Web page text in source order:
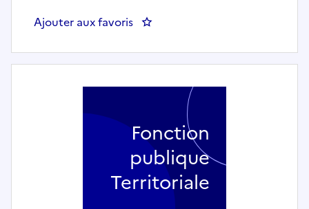
Ajouter aux favoris : INFIRMIER / INFIRMIERE -
Fonction
publique
Territoriale